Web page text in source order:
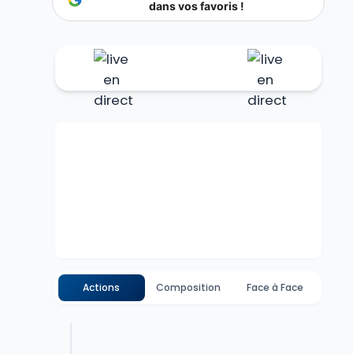
dans vos favoris !
Actions Composition Face à Face